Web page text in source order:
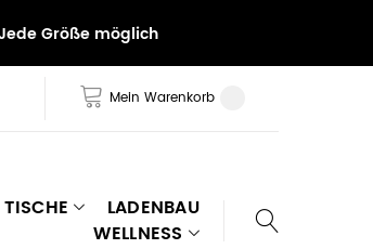
Größe möglich
Mein Warenkorb
TISCHE
LADENBAU
WELLNESS